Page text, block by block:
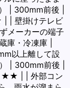
| 300mm前後 |
| | 壁掛けテレビ
メーカーの端子
・冷凍庫 |
以上離して設
| 300mm前後 |
| ★★ | | 外部コン